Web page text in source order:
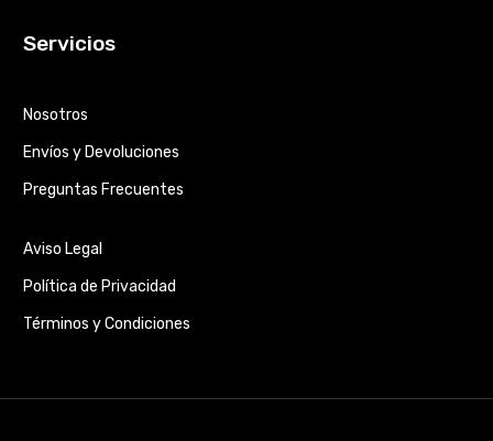
Servicios
Nosotros
Envíos y Devoluciones
Preguntas Frecuentes
Aviso Legal
Política de Privacidad
Términos y Condiciones